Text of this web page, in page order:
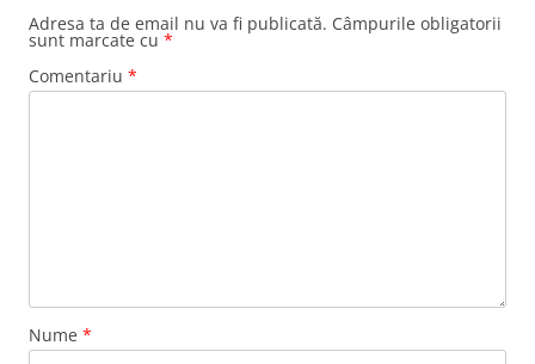
Adresa ta de email nu va fi publicată. Câmpurile obligatorii
sunt marcate cu *
Comentariu *
Nume *